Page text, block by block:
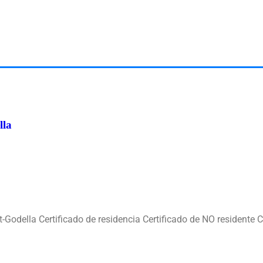
Godella Certificado de residencia Certificado de NO